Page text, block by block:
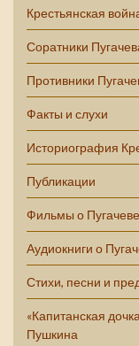
Крестьянская
Соратники
Противники
Факты и слухи
Историография
Публикации
Фильмы о
Аудиокниги о
Стихи, песни и
«Капитанская
Пушкина